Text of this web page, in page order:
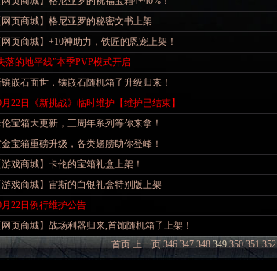
页商城】格尼亚罗的秘密文书上架
页商城】+10神助力，铁匠的恩宠上架！
落的地平线”本季PVP模式开启
嵌石面世，镶嵌石随机箱子升级归来！
月22日《新挑战》临时维护【维护已结束】
宝箱大更新，三周年系列等你来拿！
宝箱重磅升级，各类翅膀助你登峰！
戏商城】卡伦的宝箱礼盒上架！
戏商城】宙斯的白银礼盒特别版上架
月22日例行维护公告
页商城】战场利器归来,首饰随机箱子上架！
首页 上一页 346 347 348349350 351 352